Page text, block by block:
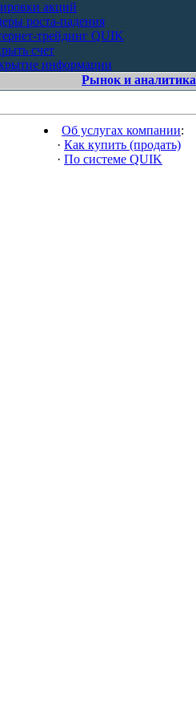
акций
роста-падения
трейдинг QUIK
счет
информации
Рынок и аналитика
Об услугах компании:
· Как купить (продать)
· По системе QUIK